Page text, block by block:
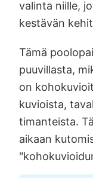
valinta niille,
kestävän
Tämä
puuvillasta,
on
kuvioista,
timanteista.
aikaan